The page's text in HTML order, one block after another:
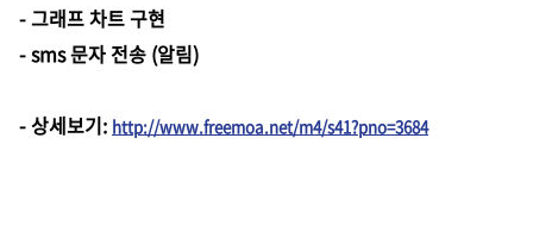
- 그래프 차트 구현
- sms 문자 전송 (알림)
-상세보기: http://www.freemoa.net/m4/s41?pno=3684